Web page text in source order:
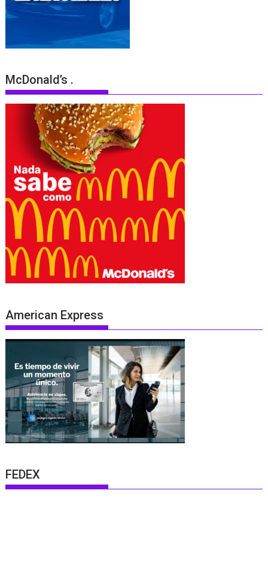
McDonald’s .
American Express
FEDEX